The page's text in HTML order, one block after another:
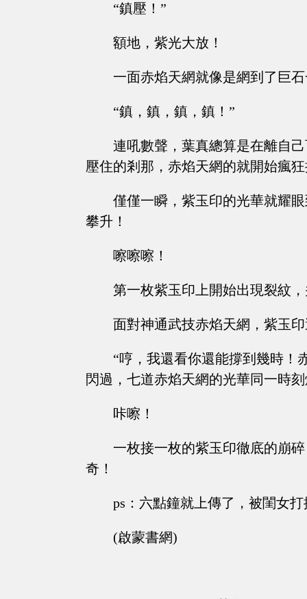
“鎮壓！”
額地，紫光大放！
一面赤焰天網就像是網到了巨
“鎮，鎮，鎮，鎮！”
連吼數聲，葉真總算是在離自
壓住的剎那，赤焰天網的就開始瘋
僅僅一瞬，紫玉印的光華就耀
攀升！
嚓嚓嚓！
第一枚紫玉印上開始出現裂紋
面對神通武技赤焰天網，紫玉
“哼，我還看你還能撐到幾時！
閃過，七道赤焰天網的光華同一時
咔嚓！
一枚接一枚的紫玉印徹底的崩
奇！
ps：六點鐘就上傳了，被閨女
(啟蒙書網)